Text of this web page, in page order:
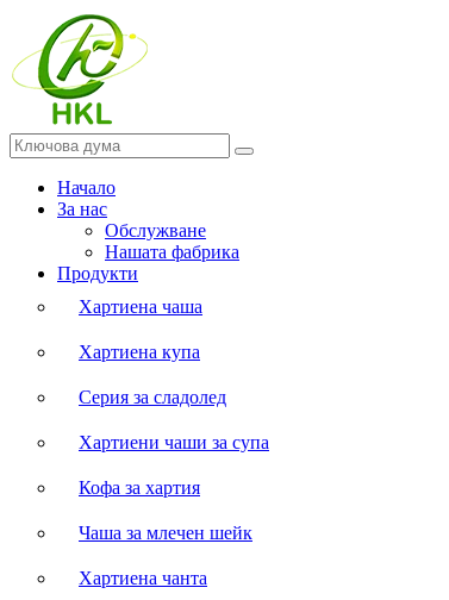
Начало
За нас
Обслужване
Нашата фабрика
Продукти
Хартиена чаша
Хартиена купа
Серия за сладолед
Хартиени чаши за супа
Кофа за хартия
Чаша за млечен шейк
Хартиена чанта